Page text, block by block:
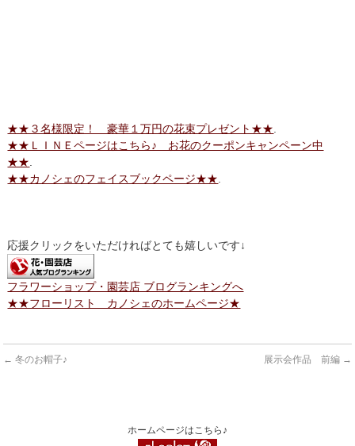
★★３名様限定！ 豪華１万円の花束プレゼント★★.
★★ＬＩＮＥページはこちら♪ お花のクーポンキャンペーン中
★★.
★★カノシェのフェイスブックページ★★.
応援クリックをいただければとても嬉しいです↓
フラワーショップ・園芸店 ブログランキングへ
★★フローリスト カノシェのホームページ★
← 冬のお帽子♪ 展示会作品 前編 →
ホームページはこちら♪